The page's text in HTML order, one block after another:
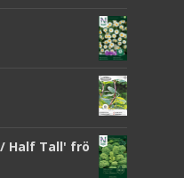
Half Tall' frö